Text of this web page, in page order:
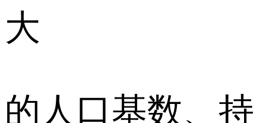
大
的人口基数、持